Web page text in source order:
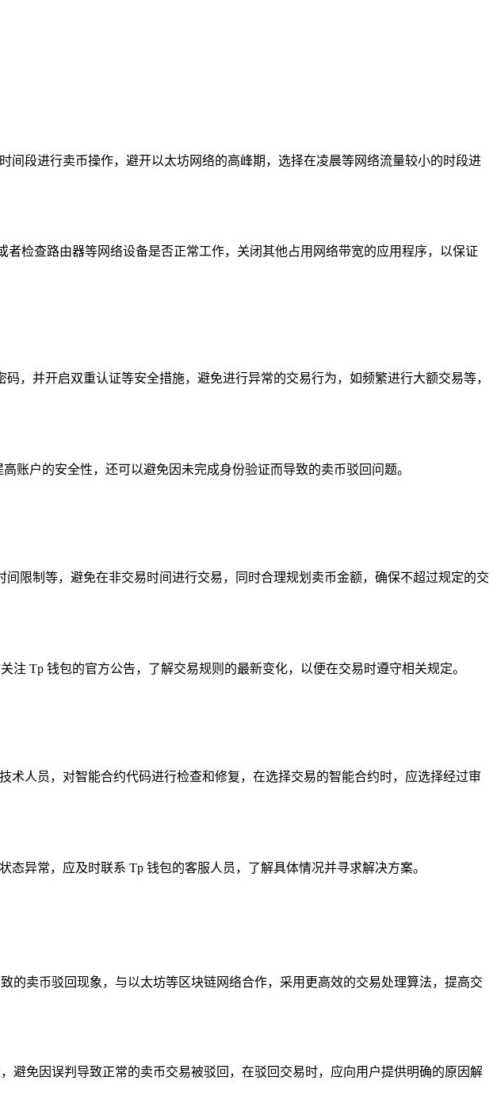
段进行卖币操作，避开以太坊网络的高峰期，选择在凌晨等网络流量较小的时段进
检查路由器等网络设备是否正常工作，关闭其他占用网络带宽的应用程序，以保证
，并开启双重认证等安全措施，避免进行异常的交易行为，如频繁进行大额交易等，
账户的安全性，还可以避免因未完成身份验证而导致的卖币驳回问题。
限制等，避免在非交易时间进行交易，同时合理规划卖币金额，确保不超过规定的交
Tp 钱包的官方公告，了解交易规则的最新变化，以便在交易时遵守相关规定。
人员，对智能合约代码进行检查和修复，在选择交易的智能合约时，应选择经过审
异常，应及时联系 Tp 钱包的客服人员，了解具体情况并寻求解决方案。
卖币驳回现象，与以太坊等区块链网络合作，采用更高效的交易处理算法，提高交
避免因误判导致正常的卖币交易被驳回，在驳回交易时，应向用户提供明确的原因解